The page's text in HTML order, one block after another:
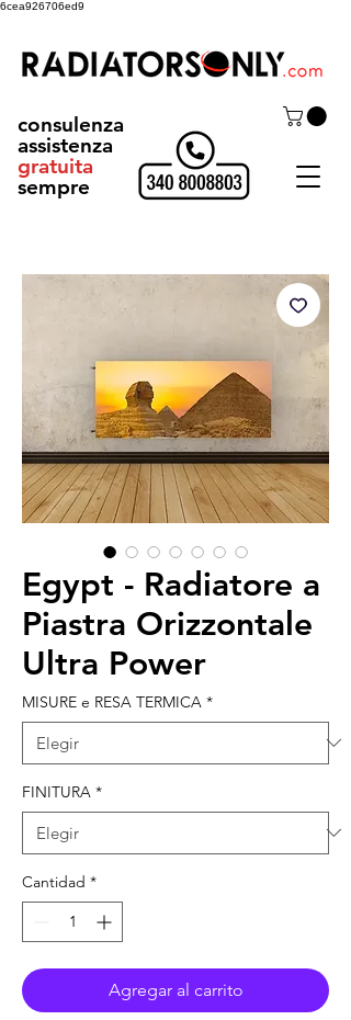
6cea926706ed9
consulenza
assistenza
gratuita
sempre
Egypt - Radiatore a
Piastra Orizzontale
Ultra Power
MISURE e RESA TERMICA *
FINITURA *
Cantidad *
Agregar al carrito